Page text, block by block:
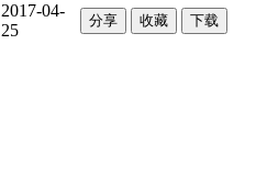
2017-04-
25
分享 收藏 下载